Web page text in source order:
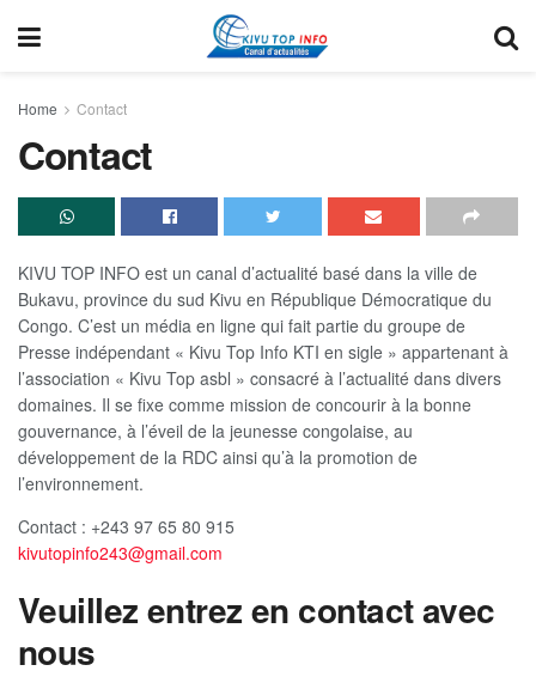
Home Contact
Contact
KIVU TOP INFO est un canal d’actualité basé dans la ville de
Bukavu, province du sud Kivu en République Démocratique du
Congo. C’est un média en ligne qui fait partie du groupe de
Presse indépendant « Kivu Top Info KTI en sigle » appartenant à
l’association « Kivu Top asbl » consacré à l’actualité dans divers
domaines. Il se fixe comme mission de concourir à la bonne
gouvernance, à l’éveil de la jeunesse congolaise, au
développement de la RDC ainsi qu’à la promotion de
l’environnement.
Contact : +243 97 65 80 915
kivutopinfo243@gmail.com
Veuillez entrez en contact avec
nous